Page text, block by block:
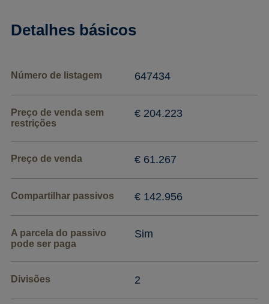
Detalhes básicos
Número de listagem 647434
Preço de venda sem
restrições
€ 204.223
Preço de venda € 61.267
Compartilhar passivos € 142.956
A parcela do passivo
pode ser paga
Sim
Divisões 2